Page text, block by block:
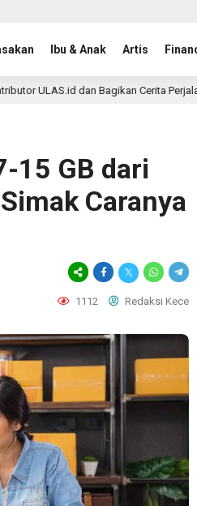
Ibu & Anak Artis
Bagikan Cerita Perjalananmu ke
15 GB dari
Caranya
1112 Redaksi Kece